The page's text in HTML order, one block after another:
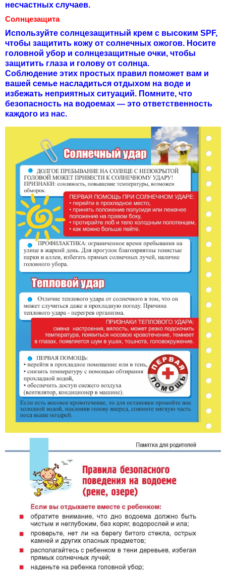
несчастных случаев.
Солнцезащита
Используйте солнцезащитный крем с высоким SPF,
чтобы защитить кожу от солнечных ожогов. Носите
головной убор и солнцезащитные очки, чтобы
защитить глаза и голову от солнца.
Соблюдение этих простых правил поможет вам и
вашей семье насладиться отдыхом на воде и
избежать неприятных ситуаций. Помните, что
безопасность на водоемах — это ответственность
каждого из нас.